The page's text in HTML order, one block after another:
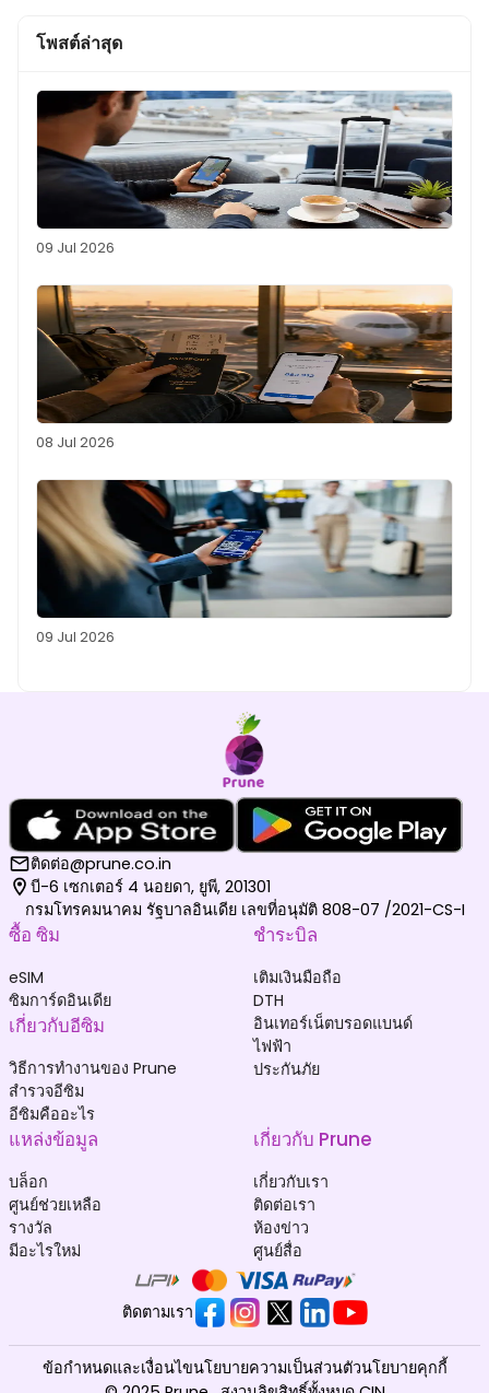
โพสต์ล่าสุด
09 Jul 2026
08 Jul 2026
09 Jul 2026
ติดต่อ@prune.co.in
บี-6 เซกเตอร์ 4 นอยดา, ยูพี, 201301
กรมโทรคมนาคม รัฐบาลอินเดีย เลขที่อนุมัติ 808-07 /2021-CS-I
ซื้อ ซิม
eSIM
ซิมการ์ดอินเดีย
เกี่ยวกับอีซิม
วิธีการทำงานของ Prune
สำรวจอีซิม
อีซิมคืออะไร
ชำระบิล
เติมเงินมือถือ
DTH
อินเทอร์เน็ตบรอดแบนด์
ไฟฟ้า
ประกันภัย
แหล่งข้อมูล
บล็อก
ศูนย์ช่วยเหลือ
รางวัล
มีอะไรใหม่
เกี่ยวกับ Prune
เกี่ยวกับเรา
ติดต่อเรา
ห้องข่าว
ศูนย์สื่อ
ติดตามเรา
ข้อกำหนดและเงื่อนไขนโยบายความเป็นส่วนตัวนโยบายคุกกี้